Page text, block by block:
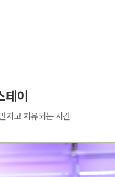
이
지고 치유되는 시간!